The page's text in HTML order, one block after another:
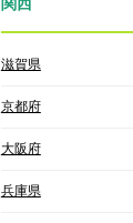
滋賀県
京都府
大阪府
兵庫県